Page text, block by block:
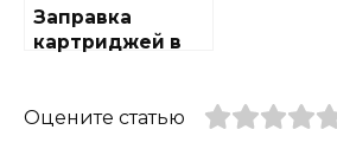
Заправка
картриджей в
Вернадского
Оцените статью